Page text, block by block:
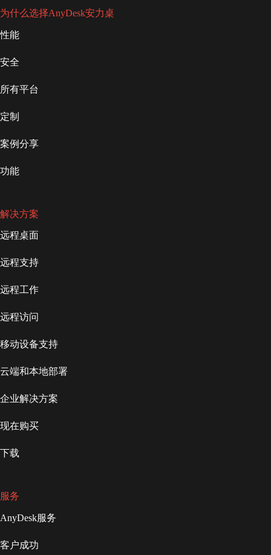
为什么选择AnyDesk安力桌
性能
安全
所有平台
定制
案例分享
功能
解决方案
远程桌面
远程支持
远程工作
远程访问
移动设备支持
云端和本地部署
企业解决方案
现在购买
下载
服务
AnyDesk服务
客户成功